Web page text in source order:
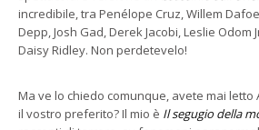
incredibile, tra Penélope Cruz, Willem
Depp, Josh Gad, Derek Jacobi, Leslie Odom
Daisy Ridley. Non perdetevelo!
Ma ve lo chiedo comunque, avete mai letto
il vostro preferito? Il mio è Il segugio della